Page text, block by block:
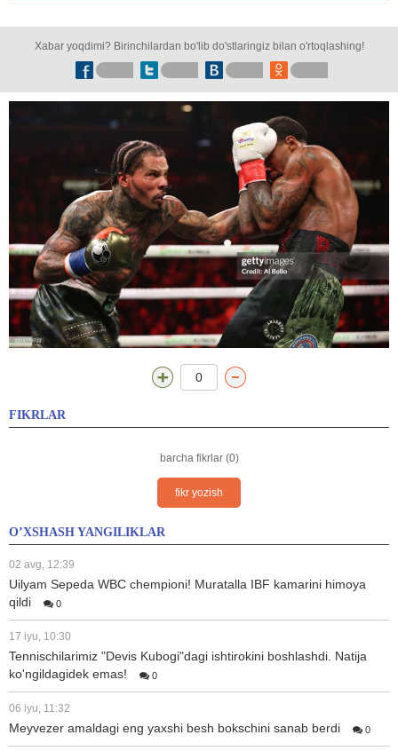
Xabar yoqdimi? Birinchilardan bo'lib do'stlaringiz bilan o'rtoqlashing!
0
FIKRLAR
barcha fikrlar (0)
fikr yozish
O’XSHASH YANGILIKLAR
02 avg, 12:39
Uilyam Sepeda WBC chempioni! Muratalla IBF kamarini himoya
qildi
0
17 iyu, 10:30
Tennischilarimiz "Devis Kubogi"dagi ishtirokini boshlashdi. Natija
ko'ngildagidek emas!
0
06 iyu, 11:32
Meyvezer amaldagi eng yaxshi besh bokschini sanab berdi 0